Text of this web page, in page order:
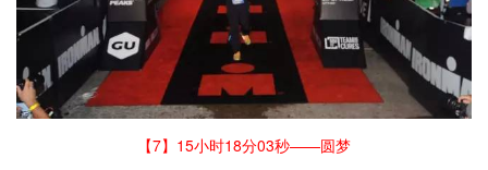
【7】15小时18分03秒——圆梦